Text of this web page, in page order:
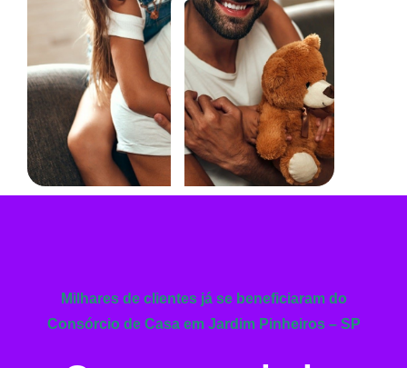
Milhares de clientes já se beneficiaram do
Consórcio de Casa em Jardim Pinheiros – SP